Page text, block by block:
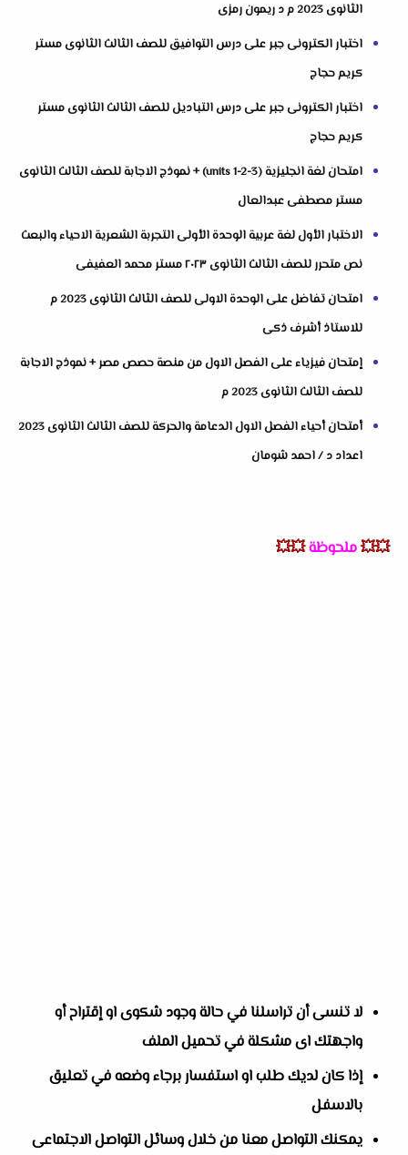
الثانوى 2023 م د ريمون رمزى
اختبار الكترونى جبر على درس التوافيق للصف الثالث الثانوى مستر
كريم حجاج
اختبار الكترونى جبر على درس التباديل للصف الثالث الثانوى مستر
كريم حجاج
امتحان لغة انجليزية (units 1-2-3) + نموذج الاجابة للصف الثالث الثانوى
مستر مصطفى عبدالعال
الاختبار الأول لغة عربية الوحدة الأولى التجربة الشعرية الاحياء والبعث
نص متحرر للصف الثالث الثانوى ٢٠٢٣ مستر محمد العفيفى
امتحان تفاضل على الوحدة الاولى للصف الثالث الثانوى 2023 م
للاستاذ أشرف ذكى
إمتحان فيزياء على الفصل الاول من منصة حصص مصر + نموذج الاجابة
للصف الثالث الثانوى 2023 م
أمتحان أحياء الفصل الاول الدعامة والحركة للصف الثالث الثانوى 2023
اعداد د / احمد شومان
💥💥ملحوظة💥💥
لا تنسى أن تراسلنا في حالة وجود شكوى او إقتراح أو
واجهتك اى مشكلة في تحميل الملف
إذا كان لديك طلب او استفسار برجاء وضعه في تعليق
بالاسفل
يمكنك التواصل معنا من خلال وسائل التواصل الاجتماعى